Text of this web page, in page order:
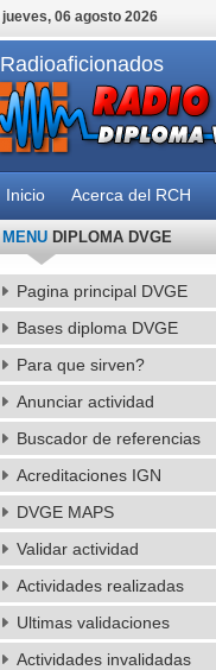
jueves, 06 agosto 2026
Radioaficionados
Inicio Acerca del RCH
MENUDIPLOMA DVGE
Pagina principal DVGE
Bases diploma DVGE
Para que sirven?
Anunciar actividad
Buscador de referencias
Acreditaciones IGN
DVGE MAPS
Validar actividad
Actividades realizadas
Ultimas validaciones
Actividades invalidadas